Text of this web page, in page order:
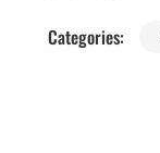
Categories: